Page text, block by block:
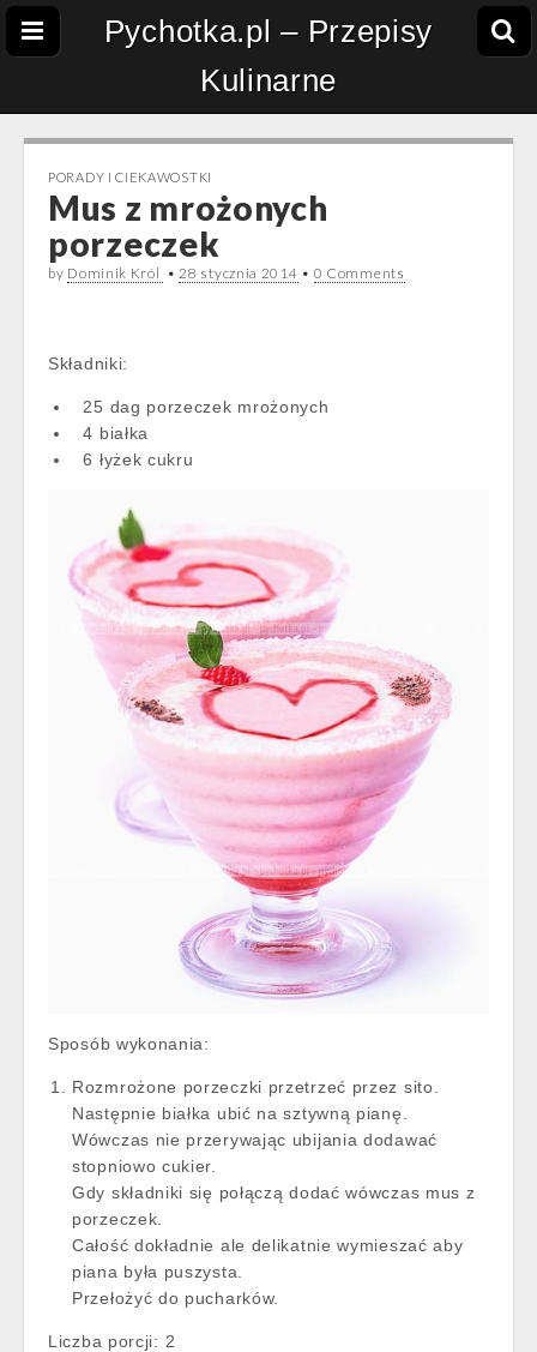
Pychotka.pl – Przepisy
Kulinarne
PORADY I CIEKAWOSTKI
Mus z mrożonych
porzeczek
by Dominik Król •28 stycznia 2014 • 0 Comments
Składniki:
25 dag porzeczek mrożonych
4 białka
6 łyżek cukru
Sposób wykonania:
Rozmrożone porzeczki przetrzeć przez sito.
Następnie białka ubić na sztywną pianę.
Wówczas nie przerywając ubijania dodawać
stopniowo cukier.
Gdy składniki się połączą dodać wówczas mus z
porzeczek.
Całość dokładnie ale delikatnie wymieszać aby
piana była puszysta.
Przełożyć do pucharków.
Liczba porcji: 2